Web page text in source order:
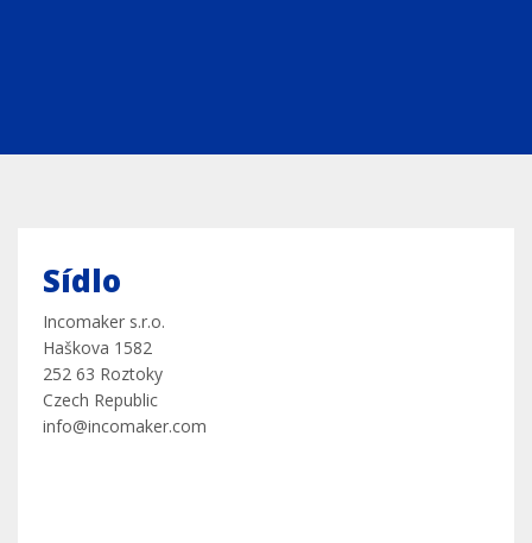
Sídlo
Incomaker s.r.o.
Haškova 1582
252 63 Roztoky
Czech Republic
info@incomaker.com